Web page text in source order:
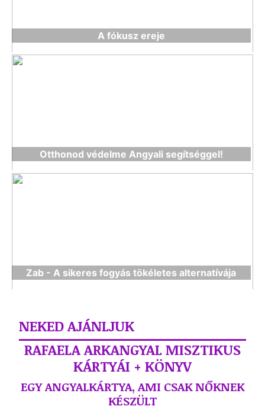
A fókusz ereje
Otthonod védelme Angyali segítséggel!
Zab - A sikeres fogyás tökéletes alternatívája
NEKED AJÁNLJUK
RAFAELA ARKANGYAL MISZTIKUS
KÁRTYÁI + KÖNYV
EGY ANGYALKÁRTYA, AMI CSAK NŐKNEK
KÉSZÜLT